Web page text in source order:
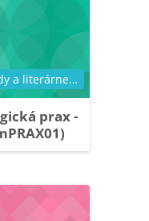
prax -
Ústav maďarskej jazykovedy a literárnej vedy